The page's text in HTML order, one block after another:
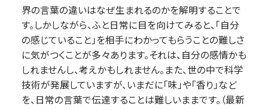
界の言葉の違いはなぜ生まれるのかを解明することで
す。しかしながら、ふと日常に目を向けてみると、「自分
の感じていること」を相手にわかってもらうことの難しさ
に気がつくことが多々あります。それは、自分の感情かも
しれませんし、考えかもしれません。また、世の中で科学
技術が発展していますが、いまだに「味」や「香り」など
を、日常の言葉で伝達することは難しいままです。（最新